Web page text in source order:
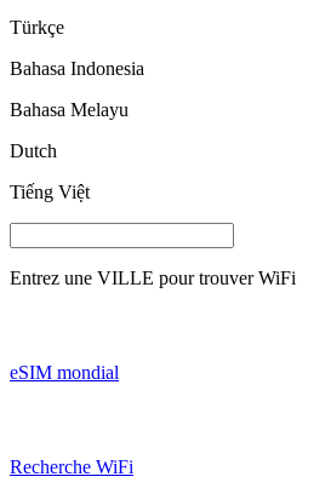
Türkçe
Bahasa Indonesia
Bahasa Melayu
Dutch
Tiếng Việt
Entrez une VILLE pour trouver WiFi
eSIM mondial
Recherche WiFi